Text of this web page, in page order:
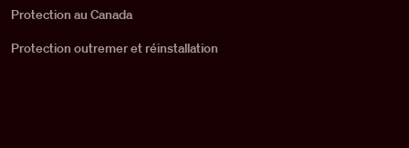
Protection au Canada
Protection outremer et réinstallation